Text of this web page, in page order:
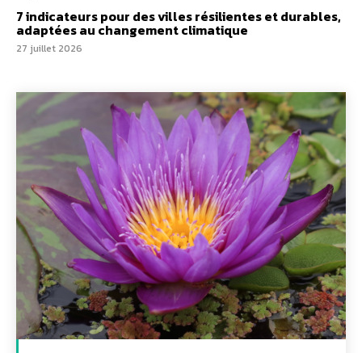
7 indicateurs pour des villes résilientes et durables,
adaptées au changement climatique
27 juillet 2026